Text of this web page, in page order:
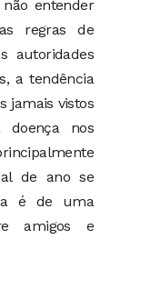
entender
regras de
autoridades
a tendência
jamais vistos
nos
de ano se
é de uma
amigos e